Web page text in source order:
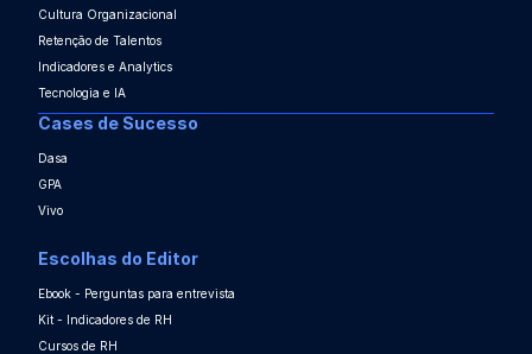
Cultura Organizacional
Retenção de Talentos
Indicadores e Analytics
Tecnologia e IA
Cases de Sucesso
Dasa
GPA
Vivo
Escolhas do Editor
Ebook - Perguntas para entrevista
Kit - Indicadores de RH
Cursos de RH